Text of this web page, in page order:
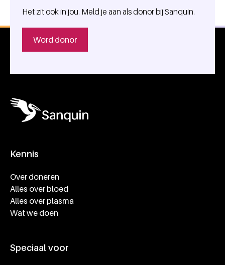
Het zit ook in jou. Meld je aan als donor bij Sanquin.
Word donor
Kennis
Over doneren
Alles over bloed
Alles over plasma
Wat we doen
Speciaal voor